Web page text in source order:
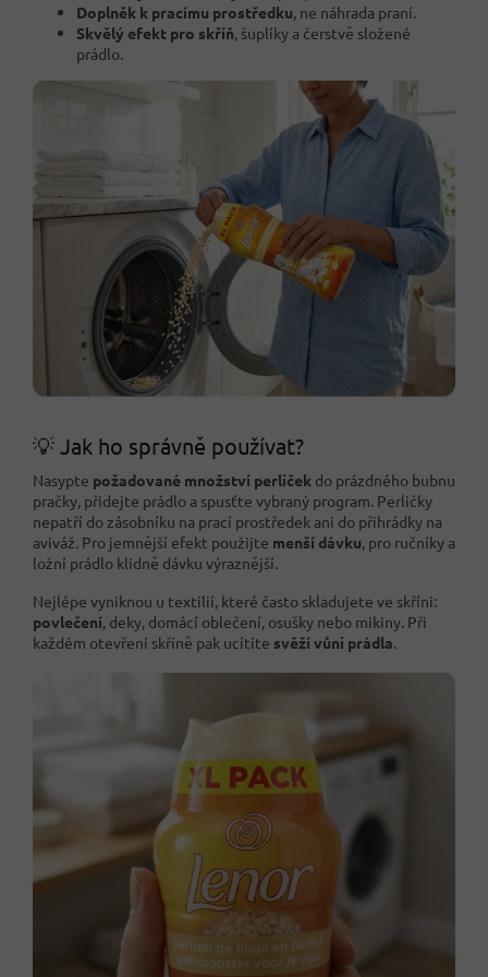
Doplněk k pracímu prostředku, ne náhrada praní.
Skvělý efekt pro skříň, šuplíky a čerstvě složené
prádlo.
💡 Jak ho správně používat?
Nasypte požadované množství perliček do prázdného bubnu
pračky, přidejte prádlo a spusťte vybraný program. Perličky
nepatří do zásobníku na prací prostředek ani do přihrádky na
aviváž. Pro jemnější efekt použijte menší dávku, pro ručníky a
ložní prádlo klidně dávku výraznější.
Nejlépe vyniknou u textilií, které často skladujete ve skříni:
povlečení, deky, domácí oblečení, osušky nebo mikiny. Při
každém otevření skříně pak ucítíte svěží vůni prádla.